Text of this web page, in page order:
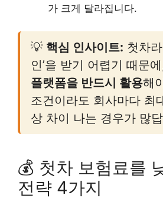
가 크게 달라집니다.
💡 핵심 인사이트: 첫차
인’을 받기 어렵기 때문
플랫폼을 반드시 활용해
조건이라도 회사마다 최
상 차이 나는 경우가 많
💰 첫차 보험료를
전략 4가지